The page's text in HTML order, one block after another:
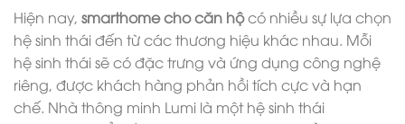
Hiện nay, smarthome cho căn hộcó nhiều sự lựa chọn
hệ sinh thái đến từ các thương hiệu khác nhau. Mỗi
hệ sinh thái sẽ có đặc trưng và ứng dụng công nghệ
riêng, được khách hàng phản hồi tích cực và hạn
chế. Nhà thông minh Lumi là một hệ sinh thái